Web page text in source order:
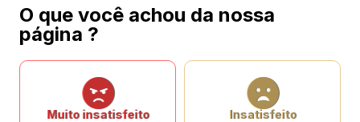
O que você achou da nossa
página ?
Muito insatisfeito Insatisfeito